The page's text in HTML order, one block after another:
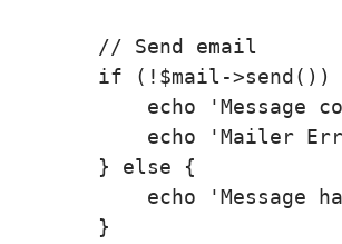
        // Send email
if (!$mail->send())
echo 'Message
echo 'Mailer
        } else {
echo 'Message
        }